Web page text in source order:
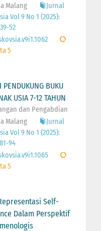
Malang
Jurnal
Vol 9 No 1 (2025):
52
5
PENDUKUNG BUKU
USIA 7-12 TAHUN
dan Pengabdian
Malang
Jurnal
Vol 9 No 1 (2025):
94
5
Self-
Dalam Perspektif